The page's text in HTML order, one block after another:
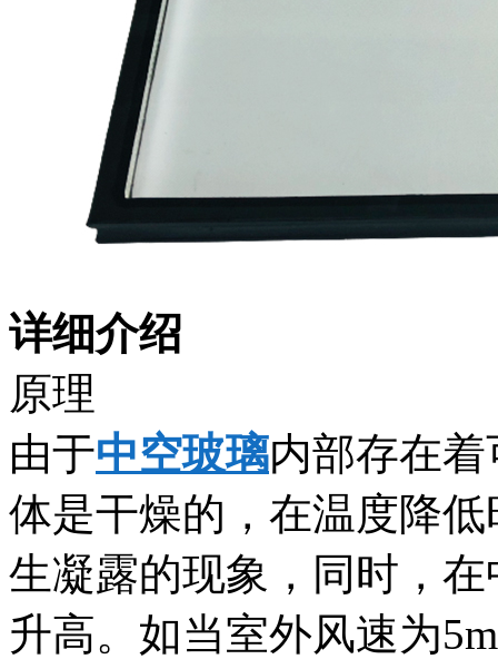
详细介绍
原理
由于中空玻璃内部存在
体是干燥的，在温度降
生凝露的现象，同时，
升高。如当室外风速为